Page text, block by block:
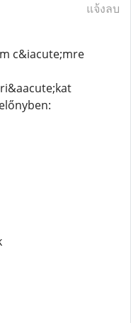
แจ้งลบ
c&iacute;mre